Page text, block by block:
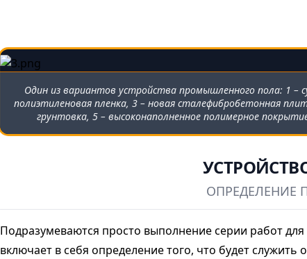
Один из вариантов устройства промышленного пола: 1 –
полиэтиленовая пленка, 3 – новая сталефибробетонная
грунтовка, 5 – высоконаполненное полимерное
ОПРЕДЕЛЕНИЕ
Подразумеваются просто выполнение серии работ
включает в себя определение того, что будет служить